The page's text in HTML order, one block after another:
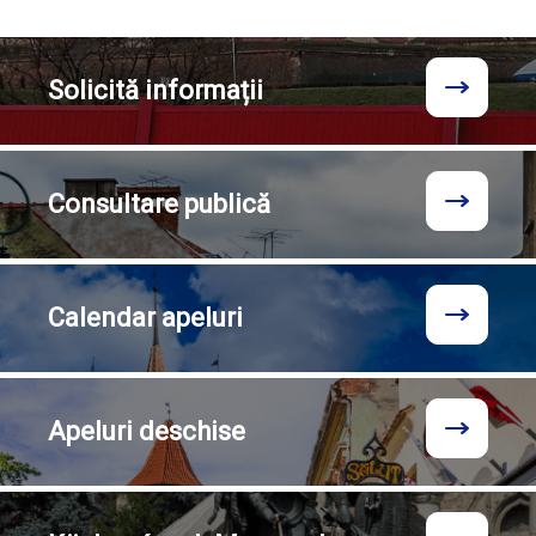
Solicităinformații
Consultarepublică
Calendarapeluri
Apeluri deschise